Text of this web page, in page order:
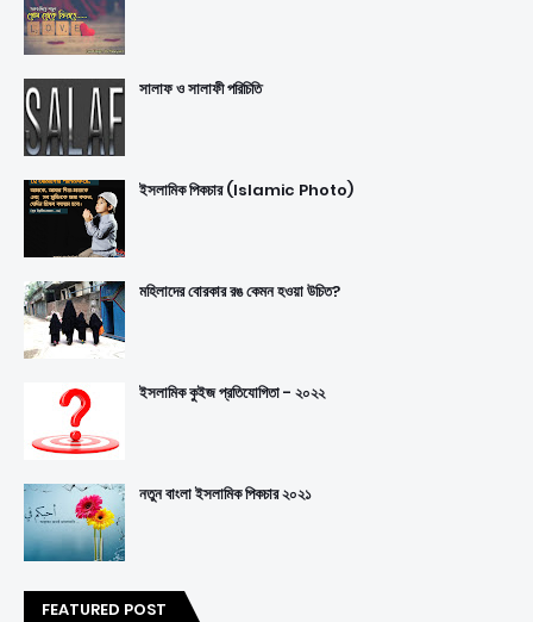
সালাফ ও সালাফী পরিচিতি
ইসলামিক পিকচার (Islamic Photo)
মহিলাদের বোরকার রঙ কেমন হওয়া উচিত?
ইসলামিক কুইজ প্রতিযোগিতা - ২০২২
নতুন বাংলা ইসলামিক পিকচার ২০২১
FEATURED POST